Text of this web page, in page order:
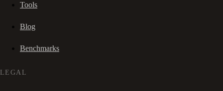
Tools
Blog
Benchmarks
LEGAL